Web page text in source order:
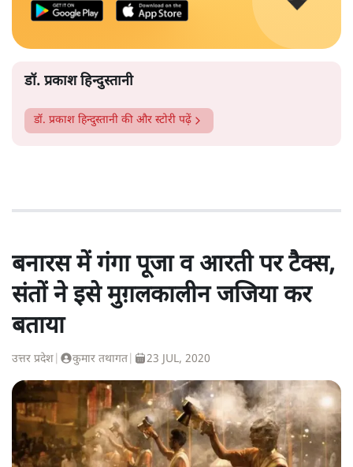
डॉ. प्रकाश हिन्दुस्तानी
डॉ. प्रकाश हिन्दुस्तानी की और स्टोरी पढ़ें
बनारस में गंगा पूजा व आरती पर टैक्स,
संतों ने इसे मुग़लकालीन जजिया कर
बताया
उत्तर प्रदेश कुमार तथागत 23 JUL, 2020